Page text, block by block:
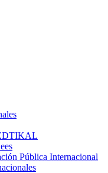
Pública Internacional